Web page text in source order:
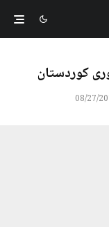
کوردستان
08/27/